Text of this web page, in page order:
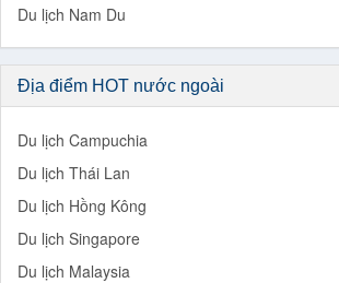
Du lịch Nam Du
Địa điểm HOT nước ngoài
Du lịch Campuchia
Du lịch Thái Lan
Du lịch Hồng Kông
Du lịch Singapore
Du lịch Malaysia